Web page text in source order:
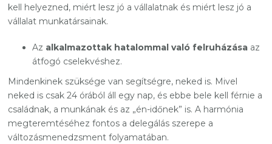
kell helyezned, miért lesz jó a vállalatnak és miért lesz jó a
vállalat munkatársainak.
Az alkalmazottak hatalommal való felruházása az
átfogó cselekvéshez.
Mindenkinek szüksége van segítségre, neked is. Mivel
neked is csak 24 órából áll egy nap, és ebbe bele kell férnie a
családnak, a munkának és az „én-időnek” is. A harmónia
megteremtéséhez fontos a delegálás szerepe a
változásmenedzsment folyamatában.